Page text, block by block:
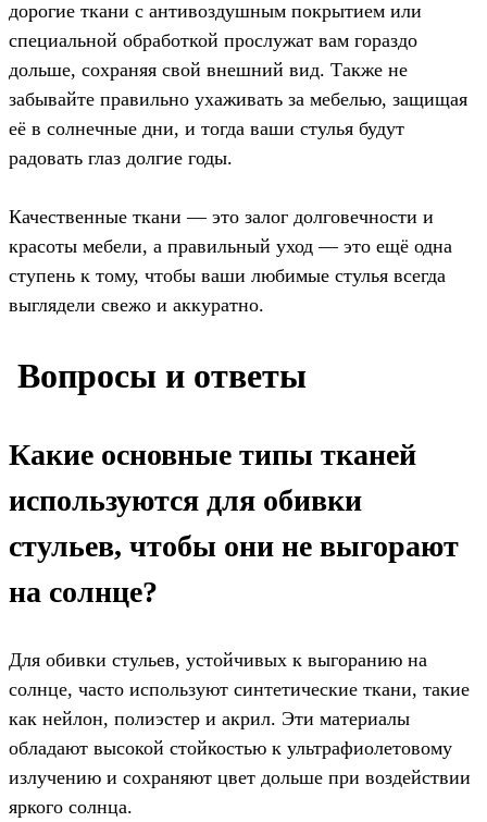
дорогие ткани с антивоздушным покрытием или
специальной обработкой прослужат вам гораздо
дольше, сохраняя свой внешний вид. Также не
забывайте правильно ухаживать за мебелью, защищая
её в солнечные дни, и тогда ваши стулья будут
радовать глаз долгие годы.
Качественные ткани — это залог долговечности и
красоты мебели, а правильный уход — это ещё одна
ступень к тому, чтобы ваши любимые стулья всегда
выглядели свежо и аккуратно.
️ Вопросы и ответы
Какие основные типы тканей
используются для обивки
стульев, чтобы они не выгорают
на солнце?
Для обивки стульев, устойчивых к выгоранию на
солнце, часто используют синтетические ткани, такие
как нейлон, полиэстер и акрил. Эти материалы
обладают высокой стойкостью к ультрафиолетовому
излучению и сохраняют цвет дольше при воздействии
яркого солнца.